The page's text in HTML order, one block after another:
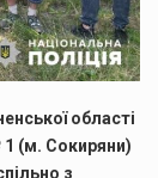
області
1 (м. Сокиряни)
з